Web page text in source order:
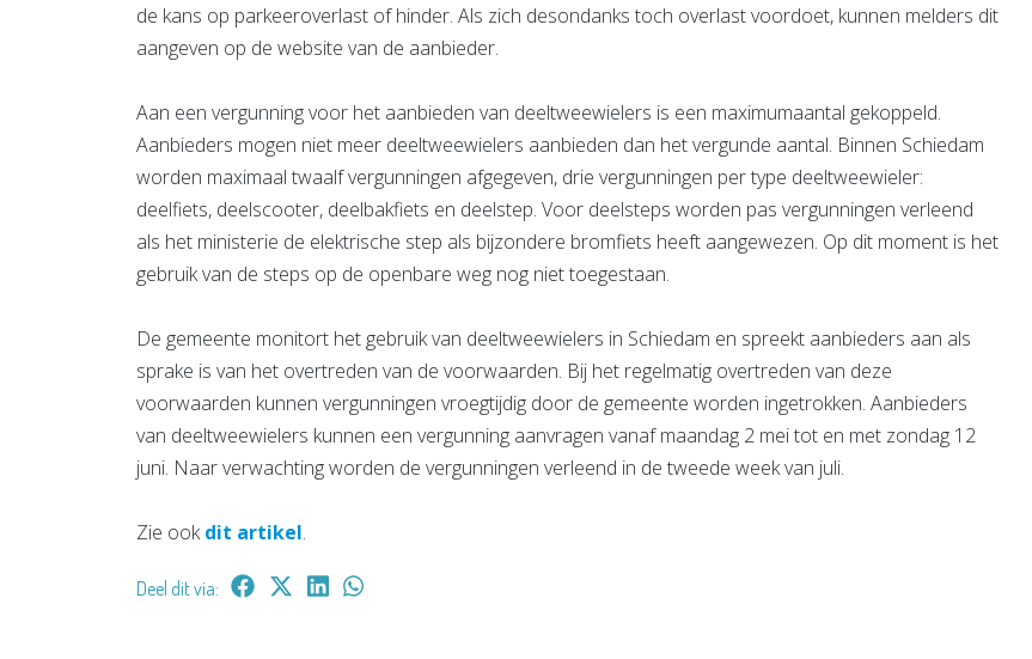
de kans op parkeeroverlast of hinder. Als zich desondanks toch overlast voordoet, kunnen melders dit
aangeven op de website van de aanbieder.
Aan een vergunning voor het aanbieden van deeltweewielers is een maximumaantal gekoppeld.
Aanbieders mogen niet meer deeltweewielers aanbieden dan het vergunde aantal. Binnen Schiedam
worden maximaal twaalf vergunningen afgegeven, drie vergunningen per type deeltweewieler:
deelfiets, deelscooter, deelbakfiets en deelstep. Voor deelsteps worden pas vergunningen verleend
als het ministerie de elektrische step als bijzondere bromfiets heeft aangewezen. Op dit moment is het
gebruik van de steps op de openbare weg nog niet toegestaan.
De gemeente monitort het gebruik van deeltweewielers in Schiedam en spreekt aanbieders aan als
sprake is van het overtreden van de voorwaarden. Bij het regelmatig overtreden van deze
voorwaarden kunnen vergunningen vroegtijdig door de gemeente worden ingetrokken. Aanbieders
van deeltweewielers kunnen een vergunning aanvragen vanaf maandag 2 mei tot en met zondag 12
juni. Naar verwachting worden de vergunningen verleend in de tweede week van juli.
Zie ookdit artikel.
Deel dit via: